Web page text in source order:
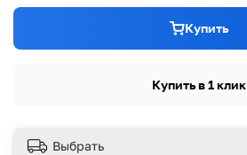
Купить
Купить в 1 клик
Выбрать